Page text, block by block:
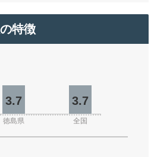
特徴
3.7 3.7
徳島県 全国